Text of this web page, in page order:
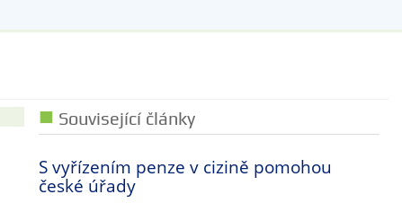
Související články
S vyřízením penze v cizině pomohou
české úřady